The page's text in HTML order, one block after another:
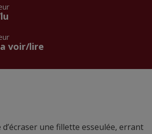
voir/lire
une fillette esseulée, errant